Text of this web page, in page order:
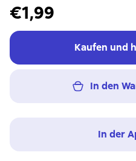
€1,99
Kaufen und
In den
In der